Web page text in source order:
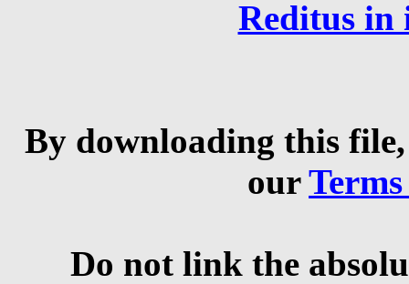
Reditus in
By downloading this
our
Do not link the